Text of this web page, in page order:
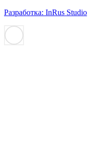
Разработка: InRus Studio